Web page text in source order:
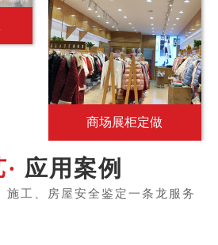
商场展柜定做
应用案例